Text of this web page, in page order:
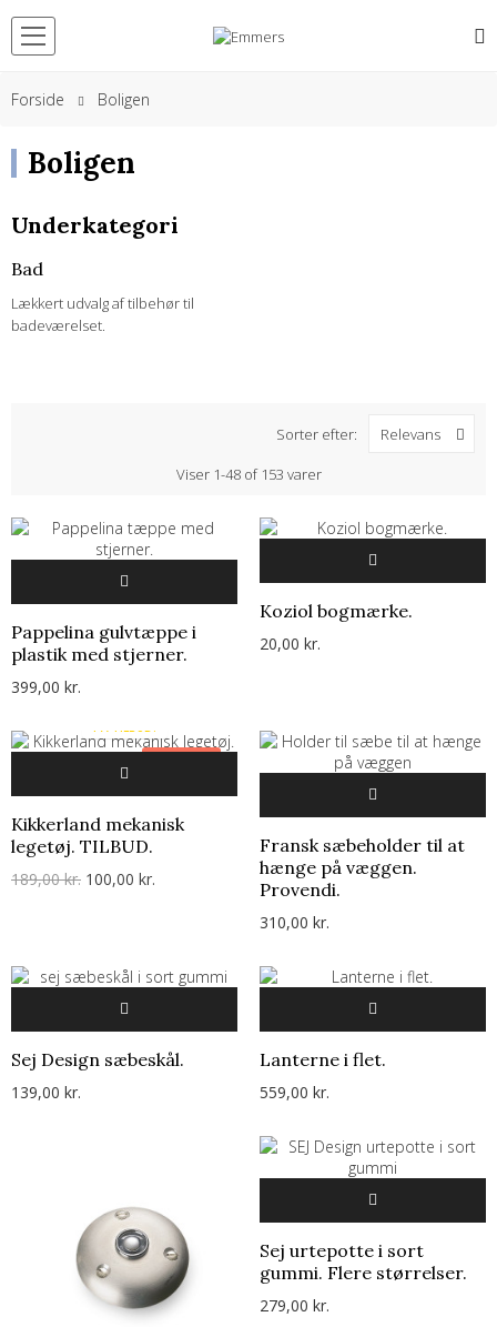
Forside Boligen
Boligen
Underkategori
Bad
Lækkert udvalg af tilbehør til
badeværelset.
Sorter efter:
Relevans
Viser 1-48 of 153 varer
Pappelina gulvtæppe i
plastik med stjerner.
399,00 kr.
Koziol bogmærke.
20,00 kr.
PÅ TILBUD!
Kikkerland mekanisk
legetøj. TILBUD.
189,00 kr. 100,00 kr.
Fransk sæbeholder til at
hænge på væggen.
Provendi.
310,00 kr.
Sej Design sæbeskål.
139,00 kr.
Lanterne i flet.
559,00 kr.
Sej urtepotte i sort
gummi. Flere størrelser.
279,00 kr.